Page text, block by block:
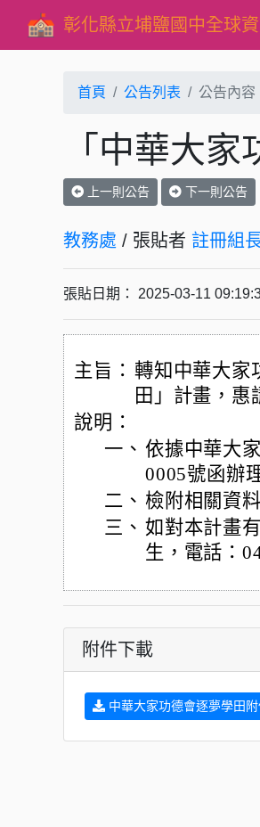
彰化縣立埔鹽國中全球
首頁 公告列表 公告內容
「中華大
上一則公告 下一則公告
教務處 / 張貼者 註冊組
張貼日期： 2025-03-11
主旨： 轉知中華大家
田」計畫，惠
說明：
一、 依據中華大
0005號函辦
二、 檢附相關資
三、 如對本計畫
生，電話：
附件下載
中華大家功德會逐夢學田